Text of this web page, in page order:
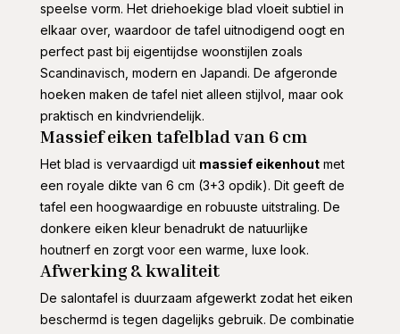
speelse vorm. Het driehoekige blad vloeit subtiel in
elkaar over, waardoor de tafel uitnodigend oogt en
perfect past bij eigentijdse woonstijlen zoals
Scandinavisch, modern en Japandi. De afgeronde
hoeken maken de tafel niet alleen stijlvol, maar ook
praktisch en kindvriendelijk.
Massief eiken tafelblad van 6 cm
Het blad is vervaardigd uit massief eikenhoutmet
een royale dikte van 6 cm (3+3 opdik). Dit geeft de
tafel een hoogwaardige en robuuste uitstraling. De
donkere eiken kleur benadrukt de natuurlijke
houtnerf en zorgt voor een warme, luxe look.
Afwerking & kwaliteit
De salontafel is duurzaam afgewerkt zodat het eiken
beschermd is tegen dagelijks gebruik. De combinatie